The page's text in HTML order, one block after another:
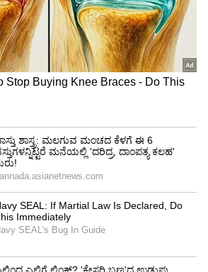
News
ಜಾಗ್ರತೆ ಅಗತ್ಯ
ಬಿಸಿ ಇಸ್ತ್ರಿ ಇಡಬಾರದು.
ಬಟ್ಟೆ ಹಾಕಿ ನಂತರ ಇಸ್ತ್ರಿ
ಕಡಿಮೆ ಉಷ್ಣಾಂಶದಲ್ಲಿ
ಉತ್ತಮ.